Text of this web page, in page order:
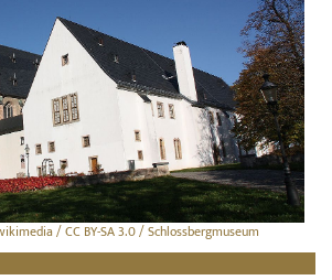
/ CC BY-SA 3.0 / Schlossbergmuseum